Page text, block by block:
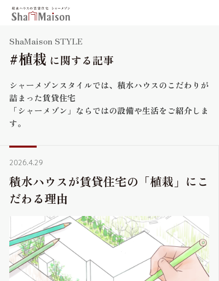
新着メール設定
北海道 東北
関東
市区郡・路線・駅から探す
通勤・通学時間から探す
地図から探す
ShaMaison STYLE
#植栽 に関する記事
シャーメゾンスタイルでは、積水ハウスのこだわりが
詰まった賃貸住宅
「シャーメゾン」ならではの設備や生活をご紹介しま
す。
2026.4.29
積水ハウスが賃貸住宅の「植栽」にこ
だわる理由